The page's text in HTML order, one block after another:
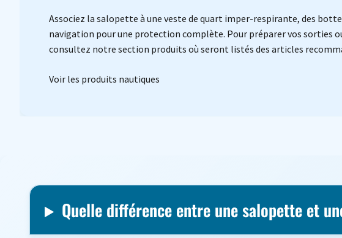
Associez la salopette à une veste de quart imper-respirante, des
navigation pour une protection complète. Pour préparer vos sorties
consultez notre section produits où seront listés des articles
Voir les produits nautiques
Quelle différence entre une salopette et